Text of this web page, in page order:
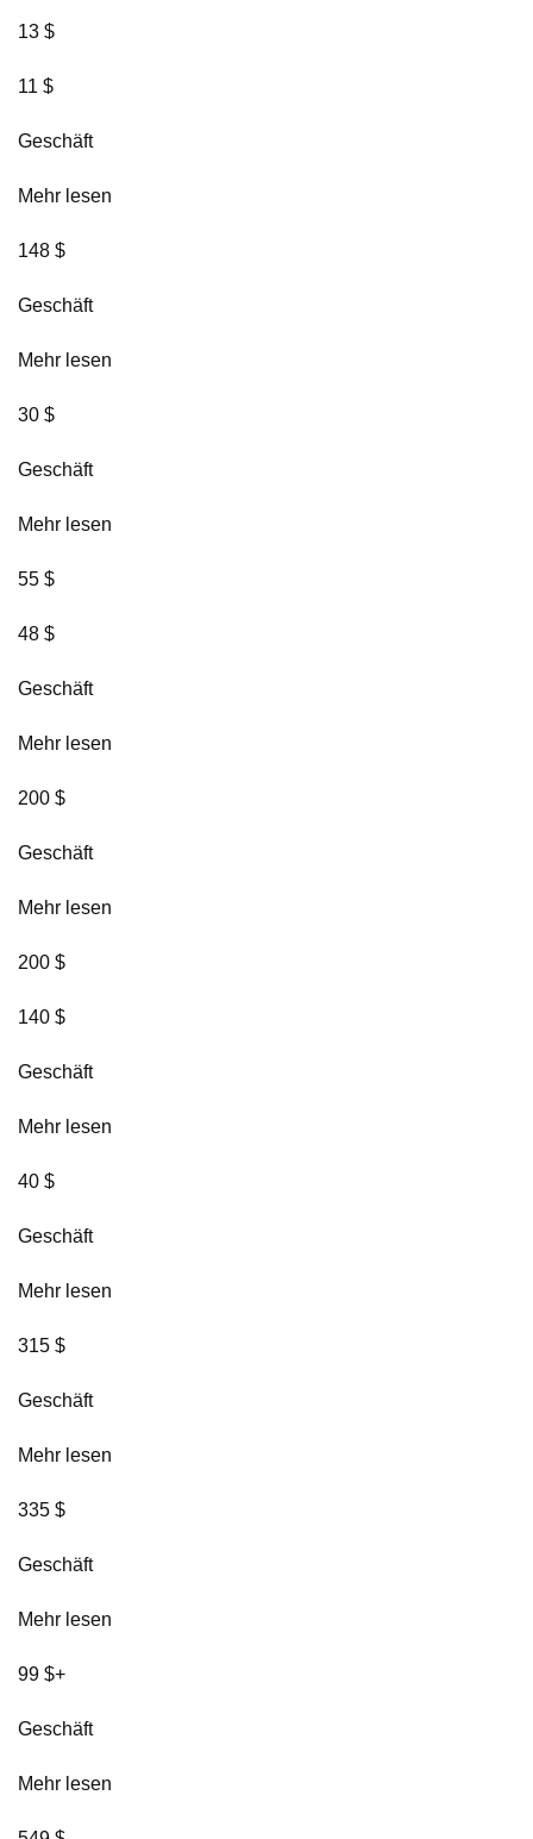
13 $
11 $
Geschäft
Mehr lesen
148 $
Geschäft
Mehr lesen
30 $
Geschäft
Mehr lesen
55 $
48 $
Geschäft
Mehr lesen
200 $
Geschäft
Mehr lesen
200 $
140 $
Geschäft
Mehr lesen
40 $
Geschäft
Mehr lesen
315 $
Geschäft
Mehr lesen
335 $
Geschäft
Mehr lesen
99 $+
Geschäft
Mehr lesen